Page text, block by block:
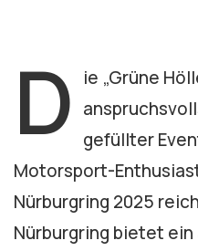
D
ie „Grüne
gefüllter
Motorsport-
Nürburgring 2025
Nürburgring bietet